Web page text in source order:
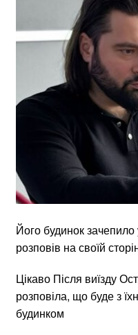
Його будинок
розповів на своїй
Цікаво Після виїзду
розповіла, що буде з
будинком